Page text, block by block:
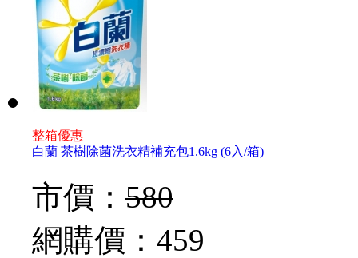
整箱優惠
白蘭 茶樹除菌洗衣精補充包1.6kg (6入/箱)
市價： 580
網購價： 459